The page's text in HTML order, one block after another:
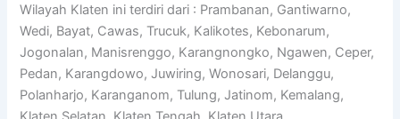
Wilayah Klaten ini terdiri dari : Prambanan, Gantiwarno,
Wedi, Bayat, Cawas, Trucuk, Kalikotes, Kebonarum,
Jogonalan, Manisrenggo, Karangnongko, Ngawen, Ceper,
Pedan, Karangdowo, Juwiring, Wonosari, Delanggu,
Polanharjo, Karanganom, Tulung, Jatinom, Kemalang,